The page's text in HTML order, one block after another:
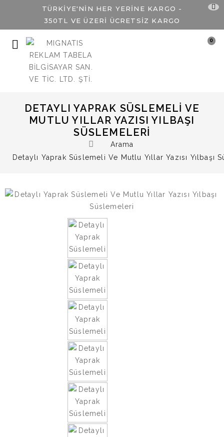
TÜRKİYE'NİN HER YERİNE KARGO -
350TL VE ÜZERİ ÜCRETSİZ KARGO
0
DETAYLI YAPRAK SÜSLEMELI VE
MUTLU YILLAR YAZISI YILBAŞI
SÜSLEMELERI
Arama
Detaylı Yaprak Süslemeli Ve Mutlu Yıllar Yazısı Yılbaşı